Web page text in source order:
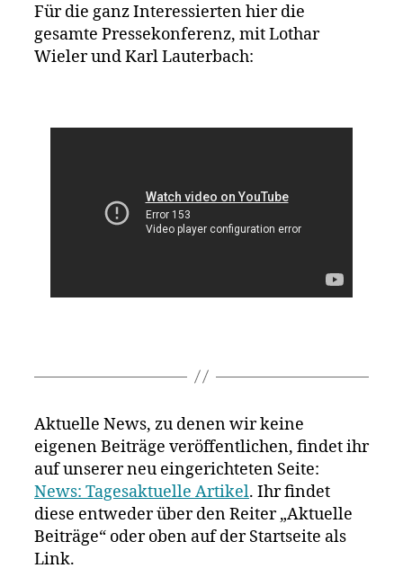
Für die ganz Interessierten hier die
gesamte Pressekonferenz, mit Lothar
Wieler und Karl Lauterbach:
Aktuelle News, zu denen wir keine
eigenen Beiträge veröffentlichen, findet ihr
auf unserer neu eingerichteten Seite:
News: Tagesaktuelle Artikel. Ihr findet
diese entweder über den Reiter „Aktuelle
Beiträge“ oder oben auf der Startseite als
Link.